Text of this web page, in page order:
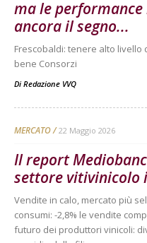
ma le performance
ancora il segno...
Frescobaldi: tenere alto livello
bene Consorzi
Di Redazione VVQ
MERCATO 22 Maggio 2026
Il report
settore vitivinicolo
Vendite in calo, mercato più
consumi: -2,8% le vendite
futuro dei produttori vinicoli: